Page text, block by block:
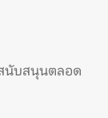
นับสนุนตลอด